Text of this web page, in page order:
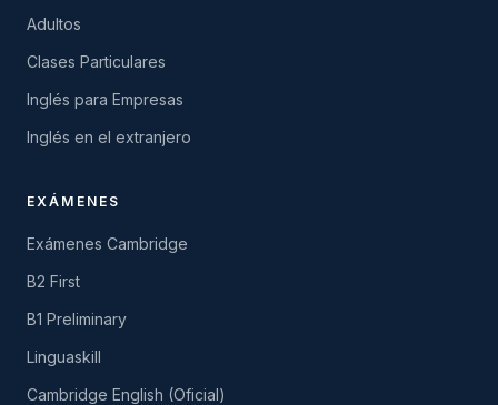
Adultos
Clases Particulares
Inglés para Empresas
Inglés en el extranjero
EXÁMENES
Exámenes Cambridge
B2 First
B1 Preliminary
Linguaskill
Cambridge English (Oficial)